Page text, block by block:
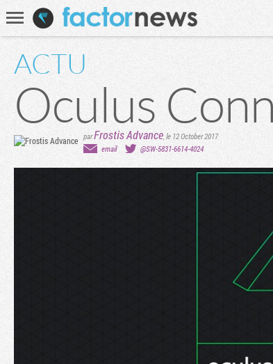
Recherche
ACTU
Oculus
parFrostis Advance,le 12 October 2017
email
@SW-5831-6614-4024